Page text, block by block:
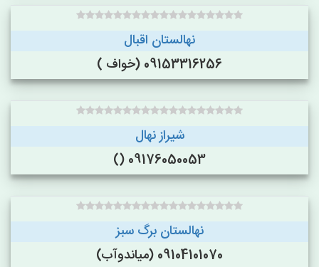
نهالستان اقبال
09153316256 (خواف )
شیراز نهال
09176050053 ()
نهالستان برگ سبز
09104101070 (میاندوآب)